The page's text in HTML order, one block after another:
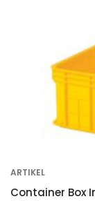
ARTIKEL
Container Box